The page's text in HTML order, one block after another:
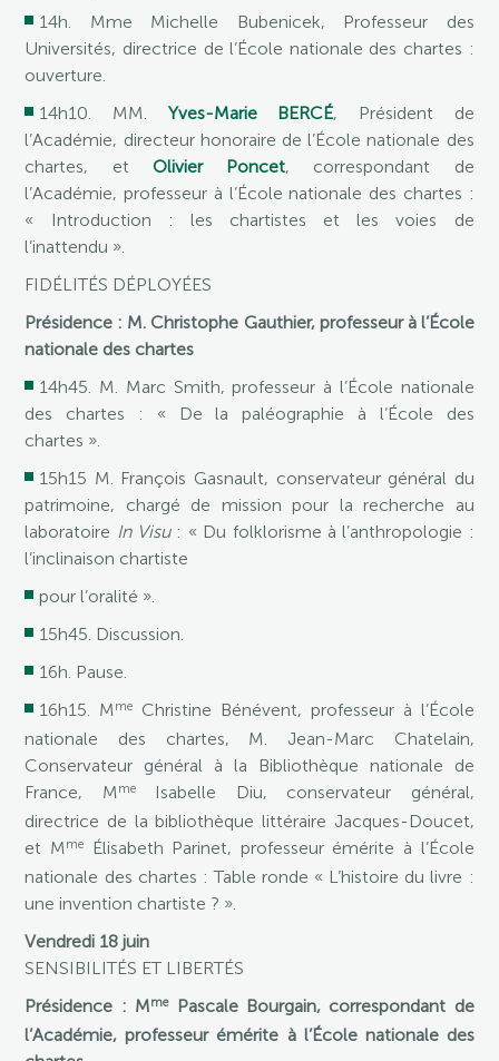
14h. Mme Michelle Bubenicek, Professeur des
Universités, directrice de l’École nationale des chartes :
ouverture.
14h10. MM. Yves-Marie BERCÉ, Président de
l’Académie, directeur honoraire de l’École nationale des
chartes, et Olivier Poncet, correspondant de
l’Académie, professeur à l’École nationale des chartes :
« Introduction : les chartistes et les voies de
l’inattendu ».
FIDÉLITÉS DÉPLOYÉES
Présidence : M. Christophe Gauthier, professeur à l’École
nationale des chartes
14h45. M. Marc Smith, professeur à l’École nationale
des chartes : « De la paléographie à l’École des
chartes ».
15h15 M. François Gasnault, conservateur général du
patrimoine, chargé de mission pour la recherche au
laboratoire In Visu: « Du folklorisme à l’anthropologie :
l’inclinaison chartiste
pour l’oralité ».
15h45. Discussion.
16h. Pause.
16h15. Mme
Christine Bénévent, professeur à l’École
nationale des chartes, M. Jean-Marc Chatelain,
Conservateur général à la Bibliothèque nationale de
France, MmeIsabelle Diu, conservateur général,
directrice de la bibliothèque littéraire Jacques-Doucet,
et Mme
Élisabeth Parinet, professeur émérite à l’École
nationale des chartes : Table ronde « L’histoire du livre :
une invention chartiste ? ».
Vendredi 18 juin
SENSIBILITÉS ET LIBERTÉS
Présidence : MmePascale Bourgain, correspondant de
l’Académie, professeur émérite à l’École nationale des